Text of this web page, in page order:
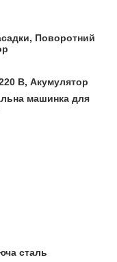
Поворотний
В, Акумулятор
машинка для
сталь